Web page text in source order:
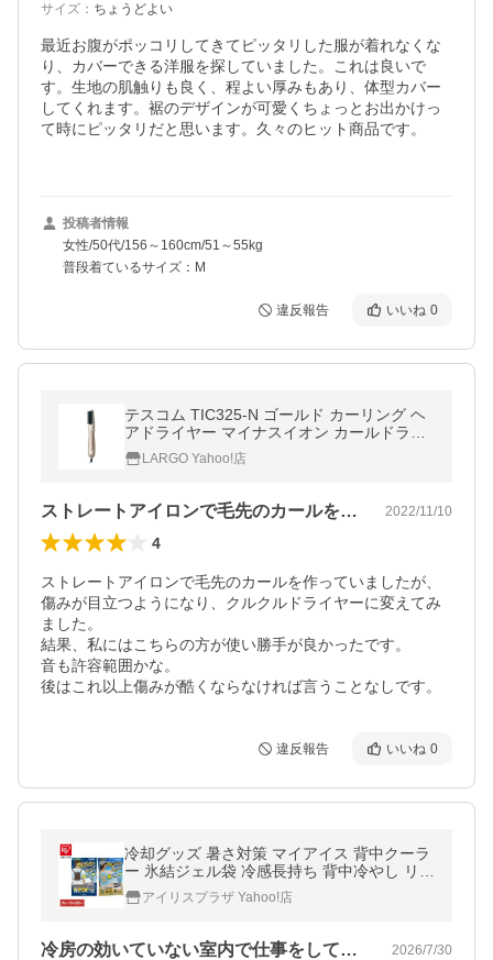
サイズ ： ちょうどよい
最近お腹がポッコリしてきてピッタリした服が着れなくな
り、カバーできる洋服を探していました。これは良いで
す。生地の肌触りも良く、程よい厚みもあり、体型カバー
してくれます。裾のデザインが可愛くちょっとお出かけっ
て時にピッタリだと思います。久々のヒット商品です。
投稿者情報
女性/50代/156～160cm/51～55kg
普段着ているサイズ：M
違反報告 いいね 0
テスコム TIC325-N ゴールド カーリング ヘ
アドライヤー マイナスイオン カールドライ
ヤー TESCOM naturam
LARGO Yahoo!店
ストレートアイロンで毛先のカールを作っ… 2022/11/10
4
ストレートアイロンで毛先のカールを作っていましたが、
傷みが目立つようになり、クルクルドライヤーに変えてみ
ました。
結果、私にはこちらの方が使い勝手が良かったです。
音も許容範囲かな。
後はこれ以上傷みが酷くならなければ言うことなしです。
違反報告 いいね 0
冷却グッズ 暑さ対策 マイアイス 背中クーラ
ー 氷結ジェル袋 冷感長持ち 背中冷やし リュ
ック 現場作業 夏 ケンユー SNC-24 * (メール
便)アイリスプラザ Yahoo!店
冷房の効いていない室内で仕事をしていま… 2026/7/30